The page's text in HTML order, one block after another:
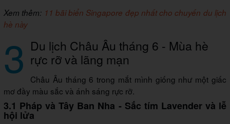
Xem thêm: 11 bãi biển Singapore đẹp nhất cho chuyến du lịch
hè này
3 Du lịch Châu Âu tháng 6 - Mùa hè
rực rỡ và lãng mạn
Châu Âu tháng 6 trong mắt mình giống như một giấc
mơ đầy màu sắc và ánh sáng rực rỡ.
3.1 Pháp và Tây Ban Nha - Sắc tím Lavender và lễ
hội lửa